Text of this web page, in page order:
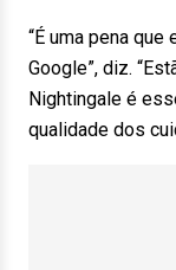
“É uma pena
Google”, diz.
Nightingale é
qualidade dos